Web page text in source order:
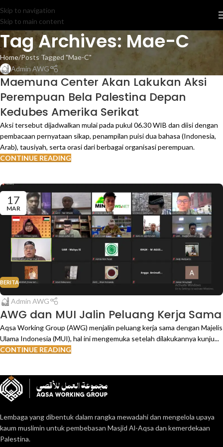
Skip to navigation
Skip to main content
Tag Archives: Mae-C
Home Posts Tagged "Mae-C"
Admin AWG
Maemuna Center Akan Lakukan Aksi
Perempuan Bela Palestina Depan
Kedubes Amerika Serikat
Aksi tersebut dijadwalkan mulai pada pukul 06.30 WIB dan diisi dengan
pembacaan pernyataan sikap, penampilan puisi dua bahasa (Indonesia,
Arab), tausiyah, serta orasi dari berbagai organisasi perempuan.
CONTINUE READING
17
MAR
BERITA
Admin AWG
AWG dan MUI Jalin Peluang Kerja Sama
Aqsa Working Group (AWG) menjalin peluang kerja sama dengan Majelis
Ulama Indonesia (MUI), hal ini mengemuka setelah dilakukannya kunju...
CONTINUE READING
Lembaga yang dibentuk dalam rangka mewadahi dan mengelola upaya
kaum muslimin untuk pembebasan Masjid Al-Aqsa dan kemerdekaan
Palestina.